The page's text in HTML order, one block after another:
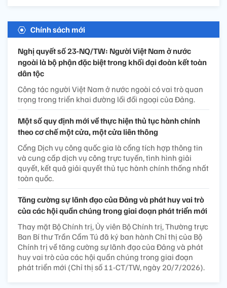
Chính sách mới
Nghị quyết số 23-NQ/TW: Người Việt Nam ở nước
ngoài là bộ phận đặc biệt trong khối đại đoàn kết toàn
dân tộc
Công tác người Việt Nam ở nước ngoài có vai trò quan
trọng trong triển khai đường lối đối ngoại của Đảng.
Một số quy định mới về thực hiện thủ tục hành chính
theo cơ chế một cửa, một cửa liên thông
Cổng Dịch vụ công quốc gia là cổng tích hợp thông tin
và cung cấp dịch vụ công trực tuyến, tình hình giải
quyết, kết quả giải quyết thủ tục hành chính thống nhất
toàn quốc.
Tăng cường sự lãnh đạo của Đảng và phát huy vai trò
của các hội quần chúng trong giai đoạn phát triển mới
Thay mặt Bộ Chính trị, Ủy viên Bộ Chính trị, Thường trực
Ban Bí thư Trần Cẩm Tú đã ký ban hành Chỉ thị của Bộ
Chính trị về tăng cường sự lãnh đạo của Đảng và phát
huy vai trò của các hội quần chúng trong giai đoạn
phát triển mới (Chỉ thị số 11-CT/TW, ngày 20/7/2026).